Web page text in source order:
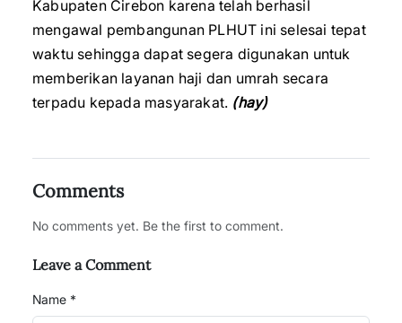
Kabupaten Cirebon karena telah berhasil
mengawal pembangunan PLHUT ini selesai tepat
waktu sehingga dapat segera digunakan untuk
memberikan layanan haji dan umrah secara
terpadu kepada masyarakat. (hay)
Comments
No comments yet. Be the first to comment.
Leave a Comment
Name *